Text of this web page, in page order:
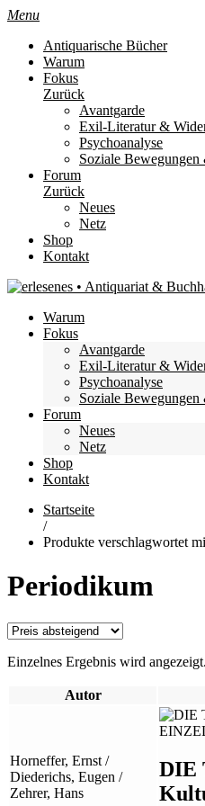
Menu
Antiquarische Bücher
Warum
Fokus
Zurück
Avantgarde
Exil-Literatur &
Psychoanalyse
Soziale
Forum
Zurück
Neues
Netz
Shop
Kontakt
Warum
Fokus
Avantgarde
Exil-Literatur &
Psychoanalyse
Soziale
Forum
Neues
Netz
Shop
Kontakt
Startseite
/
Produkte verschlagwortet
Periodikum
Einzelnes Ergebnis wird angezeigt.
Autor
Horneffer, Ernst /
Diederichs, Eugen /
Zehrer, Hans
DIE